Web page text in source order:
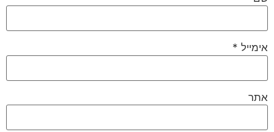
אימייל *
אתר